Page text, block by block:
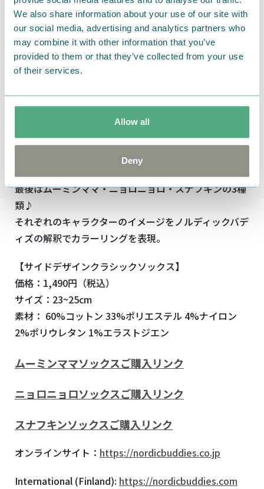
We also share information about your use of our site with
our social media, advertising and analytics partners who
may combine it with other information that you’ve
provided to them or that they’ve collected from your use
of their services.
Allow all
Deny
ムーミンママ・ニョロニョロ・スナフキン
最後はムーミンママ・ニョロニョロ・スナフキンの3種
類♪
それぞれのキャラクターのイメージをノルディックバデ
ィズの解釈でカラーリングを表現。
【サイドデザインクラシックソックス】
価格：1,490円（税込）
サイズ：23~25cm
素材： 60%コットン 33%ポリエステル 4%ナイロン
2%ポリウレタン 1%エラストジエン
ムーミンママソックスご購入リンク
ニョロニョロソックスご購入リンク
スナフキンソックスご購入リンク
オンラインサイト： https://nordicbuddies.co.jp
International (Finland): https://nordicbuddies.com